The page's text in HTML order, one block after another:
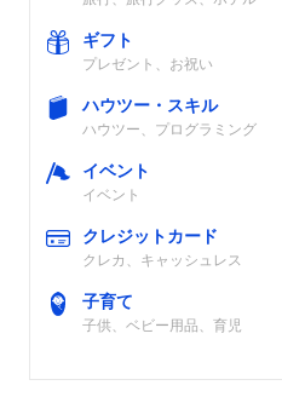
ギフト
プレゼント、お祝い
ハウツー・スキル
ハウツー、プログラミング
イベント
イベント
クレジットカード
クレカ、キャッシュレス
子育て
子供、ベビー用品、育児